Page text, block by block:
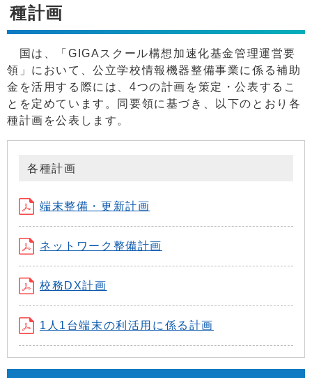
種計画
国は、「GIGAスクール構想加速化基金管理運営要
領」において、公立学校情報機器整備事業に係る補助
金を活用する際には、4つの計画を策定・公表するこ
とを定めています。同要領に基づき、以下のとおり各
種計画を公表します。
各種計画
端末整備・更新計画
ネットワーク整備計画
校務DX計画
1人1台端末の利活用に係る計画